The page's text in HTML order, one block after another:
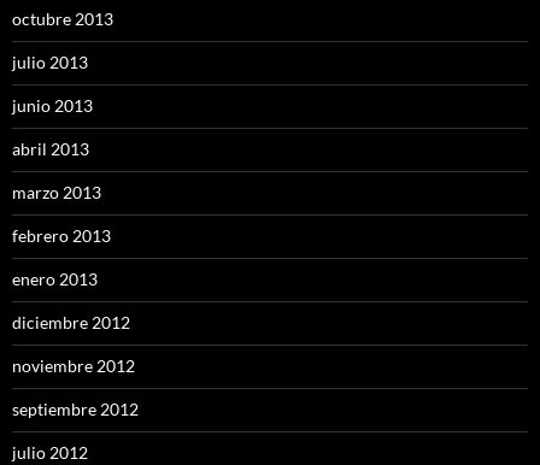
octubre 2013
julio 2013
junio 2013
abril 2013
marzo 2013
febrero 2013
enero 2013
diciembre 2012
noviembre 2012
septiembre 2012
julio 2012